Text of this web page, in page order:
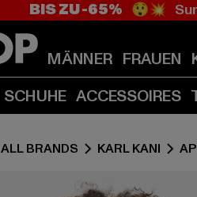
BIS ZU -65% 😲💥
MÄNNER FRAUEN
SCHUHE ACCESSOIRES
ALL BRANDS KARL KANI